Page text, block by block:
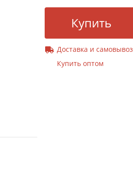
Купить
Доставка и самовывоз
Купить оптом